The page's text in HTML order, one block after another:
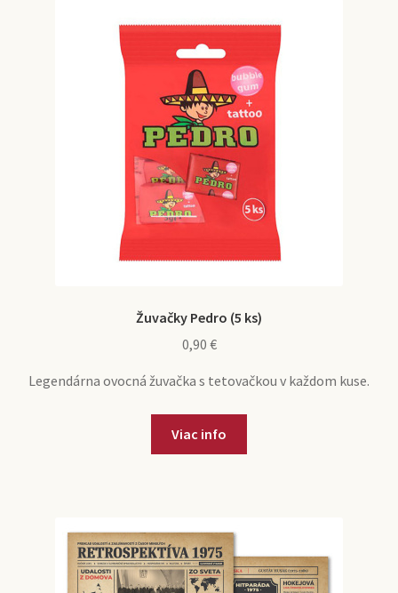
Žuvačky Pedro (5 ks)
0,90 €
Legendárna ovocná žuvačka s tetovačkou v každom kuse.
Viac info